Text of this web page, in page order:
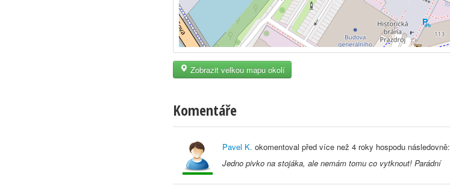
Zobrazit velkou mapu okolí
Komentáře
Pavel K. okomentoval před více než 4 roky hospodu následovně:
Jedno pivko na stojáka, ale nemám tomu co vytknout! Parádní